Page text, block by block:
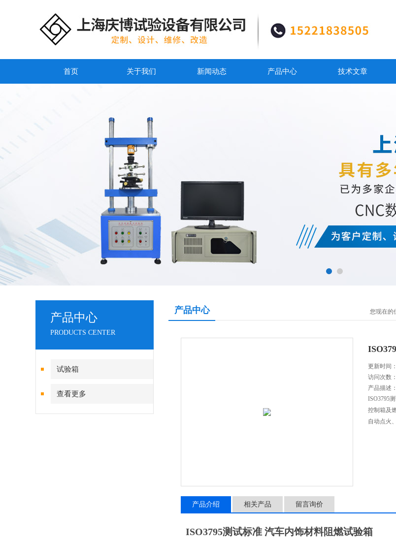
首页 关于我们 新闻动态 产品中心 技术文章
产品中心
PRODUCTS CENTER
试验箱
查看更多
产品中心 您现在的
更新时间
访问次数：
产品描述：
ISO3795
控制箱及
自动点火
产品介绍 相关产品 留言询价
ISO3795测试标准 汽车内饰材料阻燃试验箱